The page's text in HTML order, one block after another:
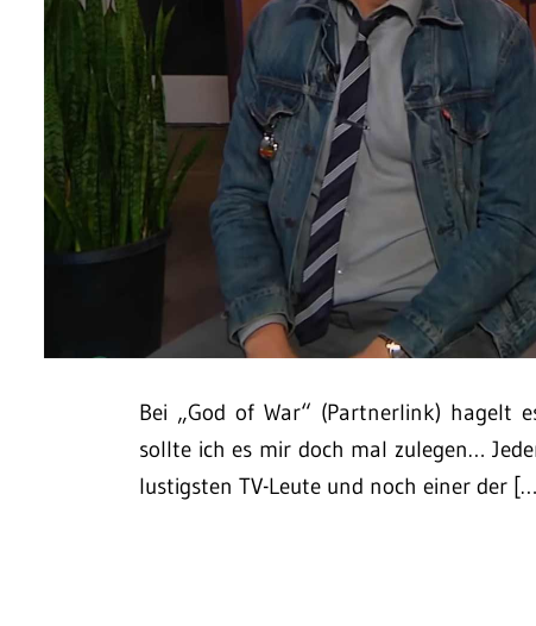
Bei „God of War“ (Partnerlink) hagelt
sollte ich es mir doch mal zulegen…
lustigsten TV-Leute und noch einer der